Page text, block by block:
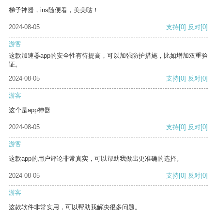
梯子神器，ins随便看，美美哒！
2024-08-05 支持[0] 反对[0]
游客
这款加速器app的安全性有待提高，可以加强防护措施，比如增加双重验
证。
2024-08-05
支持[0] 反对[0]
游客
这个是app神器
2024-08-05 支持[0] 反对[0]
游客
这款app的用户评论非常真实，可以帮助我做出更准确的选择。
2024-08-05 支持[0] 反对[0]
游客
这款软件非常实用，可以帮助我解决很多问题。